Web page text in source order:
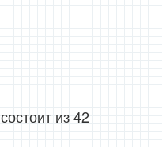
состоит из 42